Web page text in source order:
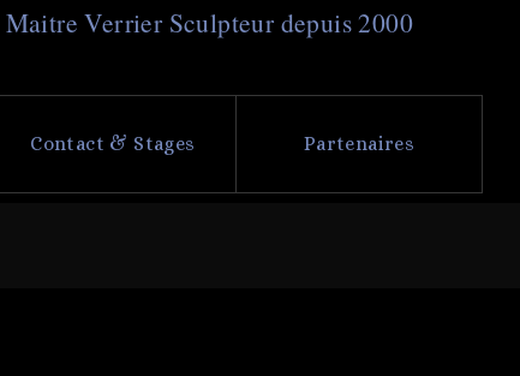
MaitreVerrier Sculpteur depuis 2000
Contact & Stages Partenaires